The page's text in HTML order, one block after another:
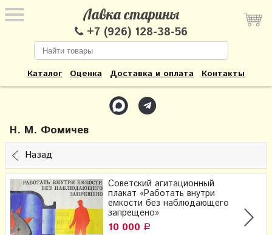
Лавка старины
+7 (926) 128-38-56
Каталог Оценка Доставка и оплата Контакты
Н. М. Фомичев
Назад
Советский агитационный
плакат «Работать внутри
емкости без наблюдающего
запрещено»
10 000 Р